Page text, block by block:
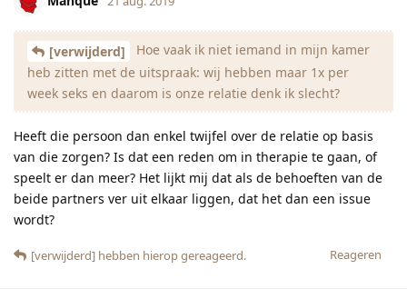
[verwijderd]
Hoe vaak ik niet iemand in mijn kamer
heb zitten met de uitspraak: wij hebben maar 1x per
week seks en daarom is onze relatie denk ik slecht?
Heeft die persoon dan enkel twijfel over de relatie op basis
van die zorgen? Is dat een reden om in therapie te gaan, of
speelt er dan meer? Het lijkt mij dat als de behoeften van de
beide partners ver uit elkaar liggen, dat het dan een issue
wordt?
Reageren
[verwijderd] hebben hierop gereageerd.